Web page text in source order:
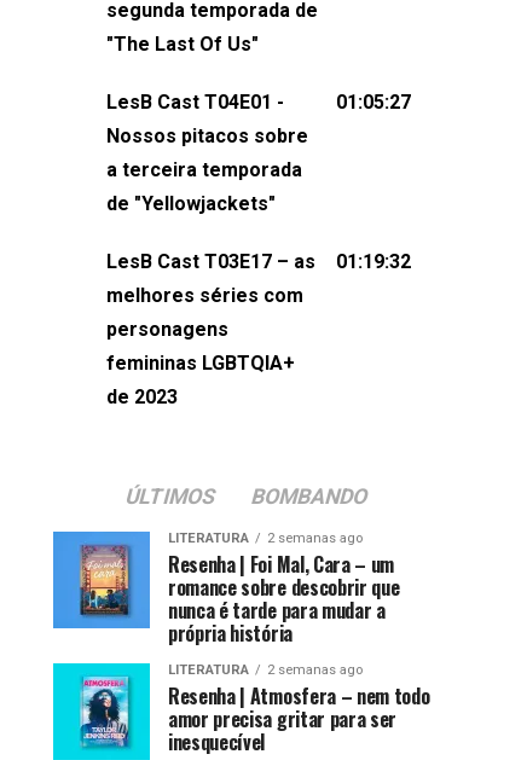
não esqueça de visitar nosso site e
sociais:Twitter: ⁠⁠⁠⁠@lesbout_br⁠⁠⁠⁠ Instagram:
do LesB Cast:Apresentação de
Karolen Passos
(⁠⁠⁠⁠⁠⁠@KarolenPassos⁠⁠⁠⁠⁠⁠)Participação de
Pollyelly FlorêncioEdição de Naiady
Machado
segunda temporada de
"The Last Of Us"
LesB Cast T04E01 -
Nossos pitacos sobre
a terceira temporada
de "Yellowjackets"
01:05:27
LesB Cast T03E17 – as
melhores séries com
personagens
femininas LGBTQIA+
de 2023
01:19:32
ÚLTIMOS BOMBANDO
LITERATURA 2 semanas ago
Resenha | Foi Mal, Cara – um
romance sobre descobrir que
nunca é tarde para mudar a
própria história
LITERATURA 2 semanas ago
Resenha | Atmosfera – nem todo
amor precisa gritar para ser
inesquecível